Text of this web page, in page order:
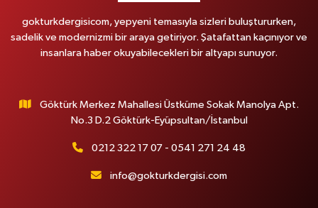
gokturkdergisicom, yepyeni temasıyla sizleri buluştururken,
sadelik ve modernizmi bir araya getiriyor. Şatafattan kaçınıyor ve
insanlara haber okuyabilecekleri bir altyapı sunuyor.
Göktürk Merkez Mahallesi Üstküme Sokak Manolya Apt.
No.3 D.2 Göktürk-Eyüpsultan/İstanbul
0212 322 17 07 - 0541 271 24 48
info@gokturkdergisi.com